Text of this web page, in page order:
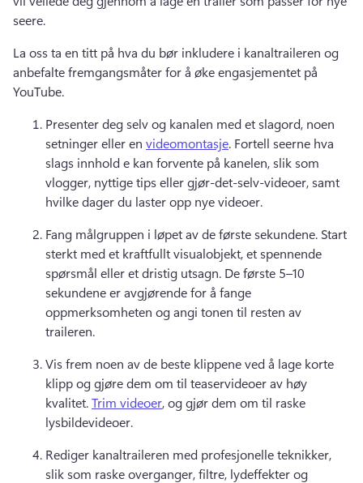
seere.
La oss ta en titt på hva du bør inkludere i kanaltraileren og
anbefalte fremgangsmåter for å øke engasjementet på
YouTube.
Presenter deg selv og kanalen med et slagord, noen
setninger eller en videomontasje. Fortell seerne hva
slags innhold e kan forvente på kanelen, slik som
vlogger, nyttige tips eller gjør-det-selv-videoer, samt
hvilke dager du laster opp nye videoer.
Fang målgruppen i løpet av de første sekundene. Start
sterkt med et kraftfullt visualobjekt, et spennende
spørsmål eller et dristig utsagn. De første 5–10
sekundene er avgjørende for å fange
oppmerksomheten og angi tonen til resten av
traileren.
Vis frem noen av de beste klippene ved å lage korte
klipp og gjøre dem om til teaservideoer av høy
kvalitet. Trim videoer, og gjør dem om til raske
lysbildevideoer.
Rediger kanaltraileren med profesjonelle teknikker,
slik som raske overganger, filtre, lydeffekter og